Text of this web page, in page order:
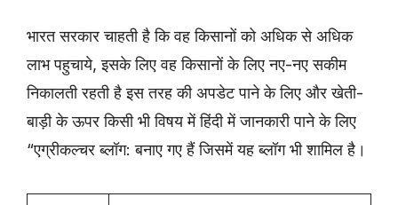
भारत सरकार चाहती है कि वह किसानों को अधिक से अधिक
लाभ पहुचाये, इसके लिए वह किसानों के लिए नए-नए सकीम
निकालती रहती है इस तरह की अपडेट पाने के लिए और खेती-
बाड़ी के ऊपर किसी भी विषय में हिंदी में जानकारी पाने के लिए
“एग्रीकल्चर ब्लॉग: बनाए गए हैं जिसमें यह ब्लॉग भी शामिल है।